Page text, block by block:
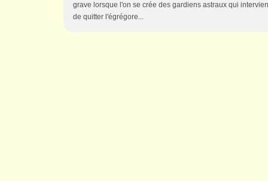
grave lorsque l'on se crée des gardiens astraux qui
de quitter l'égrégore...